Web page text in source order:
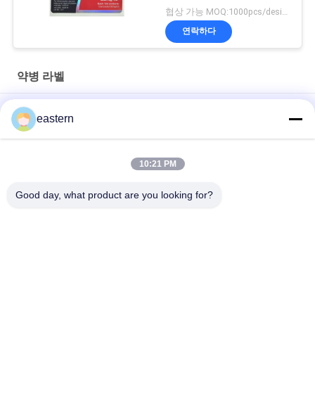
연락하다
약병 라벨
경구용 시알리스 타달라필 100mg 라벨
SS-31 강한 접착제 라벨 펩타이드 플라스크 라벨
바이오멕스 실험실 기록저장소 동화작용 주문 제작된 브랜드와 광
eastern
10:21 PM
Good day, what product are you looking for?